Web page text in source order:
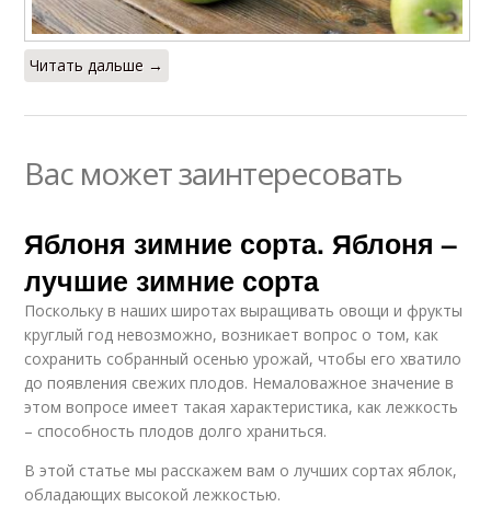
Читать дальше →
Вас может заинтересовать
Яблоня зимние сорта. Яблоня –
лучшие зимние сорта
Поскольку в наших широтах выращивать овощи и фрукты
круглый год невозможно, возникает вопрос о том, как
сохранить собранный осенью урожай, чтобы его хватило
до появления свежих плодов. Немаловажное значение в
этом вопросе имеет такая характеристика, как лежкость
– способность плодов долго храниться.
В этой статье мы расскажем вам о лучших сортах яблок,
обладающих высокой лежкостью.